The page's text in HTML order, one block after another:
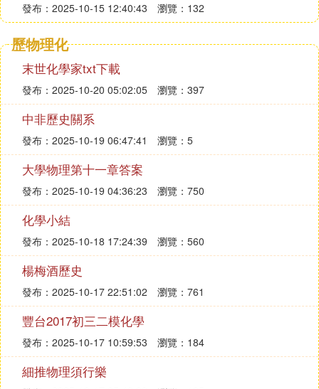
發布：2025-10-15 12:40:43 瀏覽：132
歷物理化
末世化學家txt下載
發布：2025-10-20 05:02:05 瀏覽：397
中非歷史關系
發布：2025-10-19 06:47:41 瀏覽：5
大學物理第十一章答案
發布：2025-10-19 04:36:23 瀏覽：750
化學小結
發布：2025-10-18 17:24:39 瀏覽：560
楊梅酒歷史
發布：2025-10-17 22:51:02 瀏覽：761
豐台2017初三二模化學
發布：2025-10-17 10:59:53 瀏覽：184
細推物理須行樂